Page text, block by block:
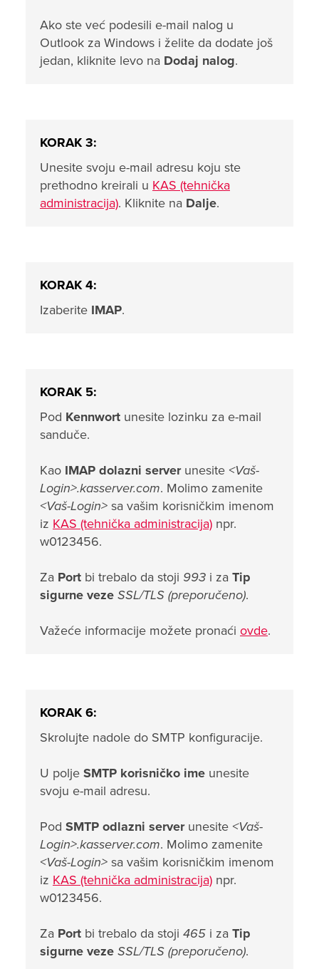
Ako ste već podesili e-mail nalog u
Outlook za Windows i želite da dodate još
jedan, kliknite levo na Dodaj nalog.
KORAK 3:
Unesite svoju e-mail adresu koju ste
prethodno kreirali u KAS (tehnička
administracija). Kliknite na Dalje.
KORAK 4:
Izaberite IMAP.
KORAK 5:
Pod Kennwort unesite lozinku za e-mail
sanduče.
Kao IMAP dolazni serverunesite <Vaš-
Login>.kasserver.com. Molimo zamenite
<Vaš-Login> sa vašim korisničkim imenom
iz KAS (tehnička administracija) npr.
w0123456.
Za Port bi trebalo da stoji 993 i za Tip
sigurne veze SSL/TLS (preporučeno).
Važeće informacije možete pronaći ovde.
KORAK 6:
Skrolujte nadole do SMTP konfiguracije.
U polje SMTP korisničko ime unesite
svoju e-mail adresu.
Pod SMTP odlazni serverunesite <Vaš-
Login>.kasserver.com. Molimo zamenite
<Vaš-Login> sa vašim korisničkim imenom
iz KAS (tehnička administracija) npr.
w0123456.
Za Port bi trebalo da stoji 465 i za Tip
sigurne veze SSL/TLS (preporučeno).